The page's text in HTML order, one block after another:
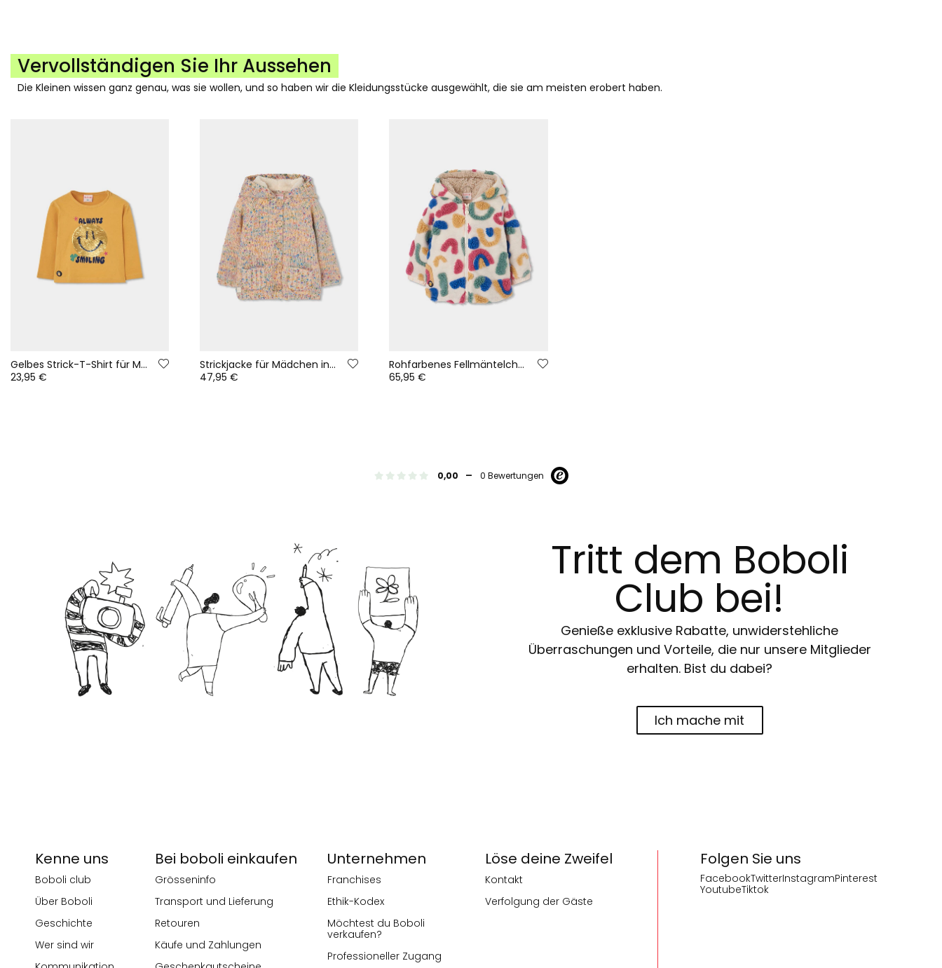
Vervollständigen Sie Ihr Aussehen
Die Kleinen wissen ganz genau, was sie wollen, und so haben wir die Kleidungsstücke ausgewählt, die sie am meisten erobert haben.
Gelbes Strick-T-Shirt für Mädchen mit Smiley-Pailletten
23,95 €
Strickjacke für Mädchen in Cremefarbe/Mehrfarbig mit Kapuze
47,95 €
Rohfarbenes Fellmäntelchen für Mädchen mit buntem Muster
65,95 €
0,00 - 0 Bewertungen
Tritt dem Boboli
Club bei!
Genieße exklusive Rabatte, unwiderstehliche
Überraschungen und Vorteile, die nur unsere Mitglieder
erhalten. Bist du dabei?
Ich mache mit
Folgen Sie uns
FacebookTwitterInstagramPinterest
YoutubeTiktok
Kenne uns
Boboli club
Über Boboli
Geschichte
Wer sind wir
Bei boboli einkaufen
Grösseninfo
Transport und Lieferung
Retouren
Käufe und Zahlungen
Unternehmen
Franchises
Ethik-Kodex
Möchtest du Boboli
verkaufen?
Professioneller Zugang
Löse deine Zweifel
Kontakt
Verfolgung der Gäste